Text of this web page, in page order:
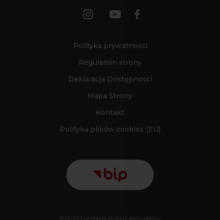
Polityka prywatności
Regulamin strony
Deklaracja Dostępności
Mapa Strony
Kontakt
Polityka plików cookies (EU)
©2026 Fundacja Rodzić po Ludzku.